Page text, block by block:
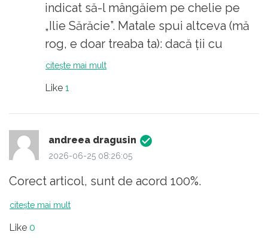
indicat să-l mângăiem pe chelie pe
„Ilie Sărăcie”. Matale spui altceva (mă
rog, e doar treaba ta): dacă ții cu
Bolojan e clar că ești prostovan.
pe Grindean…
Fiindcă nu vreau să te mint prefer să-
Ciolacu cât pe ce să dăm de dracu'. Iar
acum nu mai contează ce se tot
citește mai mult
Like 1
andreea dragusin
2026-06-25 08:26:05
Corect articol, sunt de acord 100%.
citește mai mult
Like 0